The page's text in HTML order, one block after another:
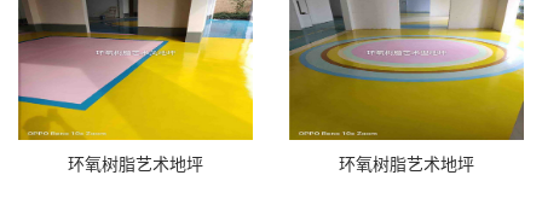
环氧树脂艺术地坪 环氧树脂艺术地坪